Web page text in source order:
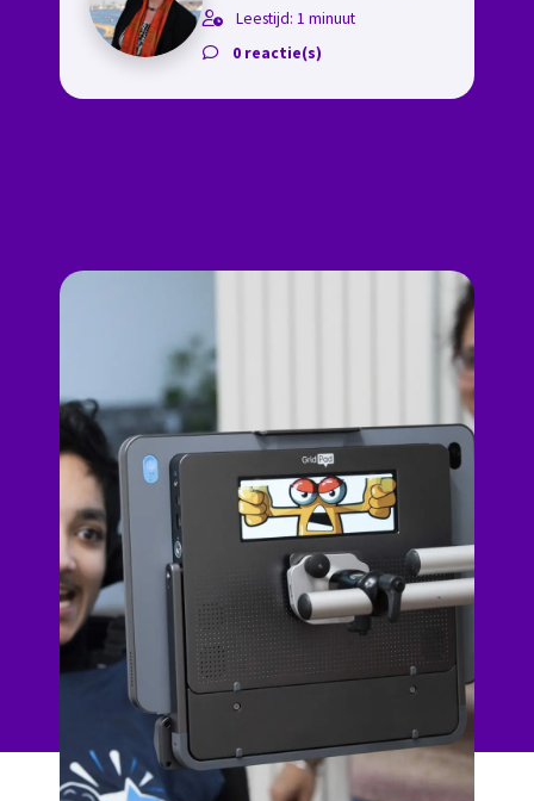
Leestijd: 1 minuut
0 reactie(s)